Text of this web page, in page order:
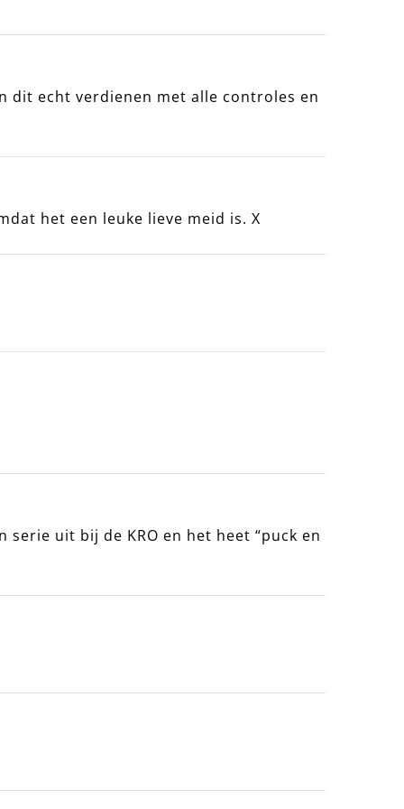
dit echt verdienen met alle controles en
het een leuke lieve meid is. X
uit bij de KRO en het heet “puck en